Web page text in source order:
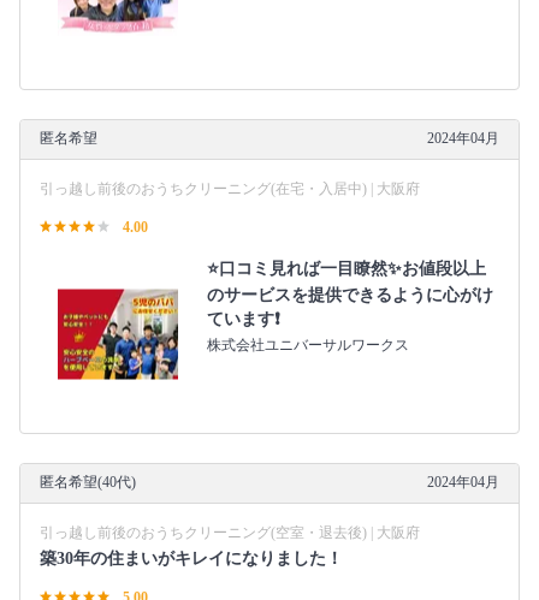
匿名希望 2024年04月
引っ越し前後のおうちクリーニング(在宅・入居中) | 大阪府
4.00
⭐️口コミ見れば一目瞭然✨お値段以上
のサービスを提供できるように心がけ
ています❗️
株式会社ユニバーサルワークス
匿名希望(40代) 2024年04月
引っ越し前後のおうちクリーニング(空室・退去後) | 大阪府
築30年の住まいがキレイになりました！